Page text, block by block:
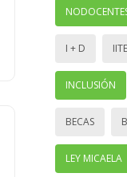
I + D
INCLUSIÓN
BECAS
LEY MICAELA